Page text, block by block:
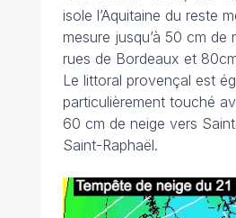
isole l’Aquitaine du reste
mesure jusqu’à 50 cm de
rues de Bordeaux et
Le littoral provençal est
particulièrement touché
60 cm de neige vers
Saint-Raphaël.